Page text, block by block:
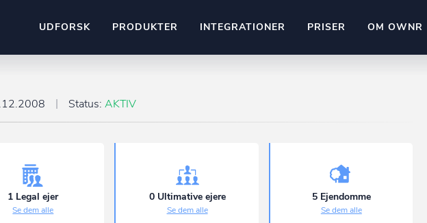
UDFORSK PRODUKTER
Hold dig opdateret og compliant
ownr Pipeline
Sæt strøm til dit nysalg
INTEGRATIONER
Kun fantasien sætter grænsen
Ownr ajour goes supersonic
PRISER OM OWNR
Status: AKTIV
1 Legal ejer
Se dem alle
0 Ultimative ejere
Se dem alle
5 Ejendomme
Se dem alle